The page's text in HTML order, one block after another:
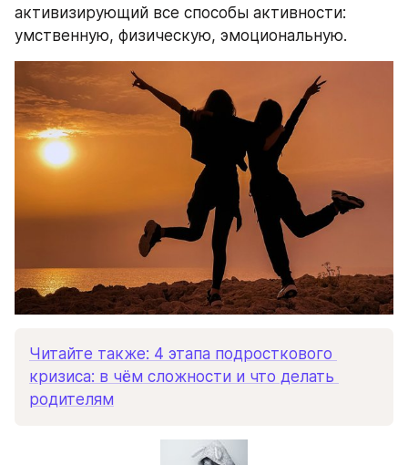
активизирующий все способы активности:
умственную, физическую, эмоциональную.
Читайте также: 4 этапа подросткового
кризиса: в чём сложности и что делать
родителям